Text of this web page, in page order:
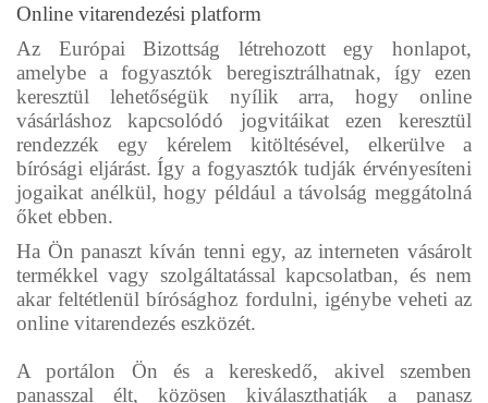
Online vitarendezési platform
Az Európai Bizottság létrehozott egy honlapot,
amelybe a fogyasztók beregisztrálhatnak, így ezen
keresztül lehetőségük nyílik arra, hogy online
vásárláshoz kapcsolódó jogvitáikat ezen keresztül
rendezzék egy kérelem kitöltésével, elkerülve a
bírósági eljárást. Így a fogyasztók tudják érvényesíteni
jogaikat anélkül, hogy például a távolság meggátolná
őket ebben.
Ha Ön panaszt kíván tenni egy, az interneten vásárolt
termékkel vagy szolgáltatással kapcsolatban, és nem
akar feltétlenül bírósághoz fordulni, igénybe veheti az
online vitarendezés eszközét.
A portálon Ön és a kereskedő, akivel szemben
panasszal élt, közösen kiválaszthatják a panasz